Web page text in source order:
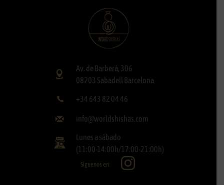
Av. de Barberà, 306
08203 Sabadell Barcelona
+34 643 82 04 46
info@worldshishas.com
Lunes a sábado
(11:00-14:00h/17:00-21:00h)
Síguenos en: